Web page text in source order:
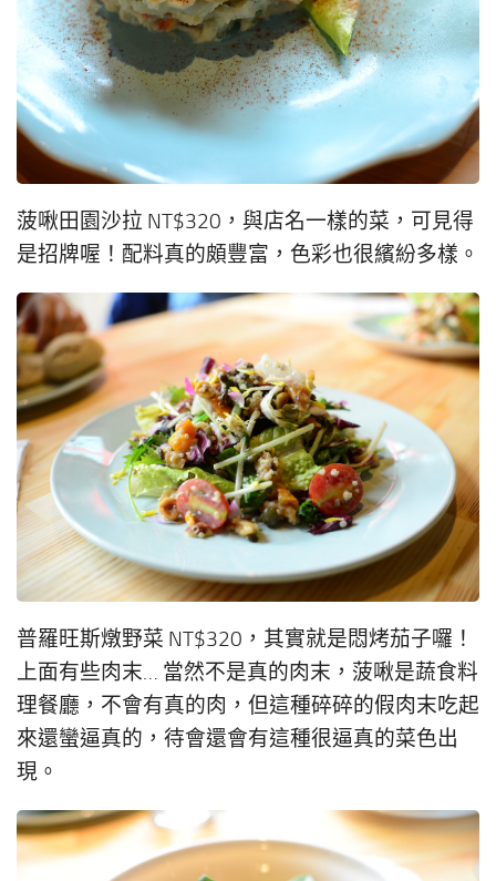
菠啾田園沙拉 NT$320，與店名一樣的菜，可見得
是招牌喔！配料真的頗豐富，色彩也很繽紛多樣。
普羅旺斯燉野菜 NT$320，其實就是悶烤茄子囉！
上面有些肉末… 當然不是真的肉末，菠啾是蔬食料
理餐廳，不會有真的肉，但這種碎碎的假肉末吃起
來還蠻逼真的，待會還會有這種很逼真的菜色出
現。